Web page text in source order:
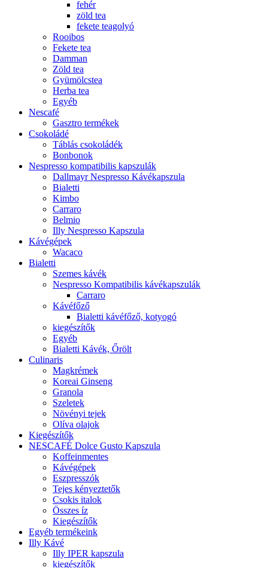
fehér
zöld tea
fekete teagolyó
Rooibos
Fekete tea
Damman
Zöld tea
Gyümölcstea
Herba tea
Egyéb
Nescafé
Gasztro termékek
Csokoládé
Táblás csokoládék
Bonbonok
Nespresso kompatibilis kapszulák
Dallmayr Nespresso Kávékapszula
Bialetti
Kimbo
Carraro
Belmio
Illy Nespresso Kapszula
Kávégépek
Wacaco
Bialetti
Szemes kávék
Nespresso Kompatibilis kávékapszulák
Carraro
Kávéfőző
Bialetti kávéfőző, kotyogó
kiegészítők
Egyéb
Bialetti Kávék, Őrölt
Culinaris
Magkrémek
Koreai Ginseng
Granola
Szeletek
Növényi tejek
Olíva olajok
Kiegészítők
NESCAFÉ Dolce Gusto Kapszula
Koffeinmentes
Kávégépek
Eszpresszók
Tejes kényeztetők
Csokis italok
Összes íz
Kiegészítők
Egyéb termékeink
Illy Kávé
Illy IPER kapszula
kiegészítők